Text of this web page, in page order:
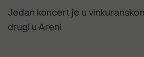
Jedan koncert je u
drugi u Areni